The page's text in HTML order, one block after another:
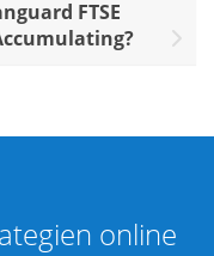
FTSE
online